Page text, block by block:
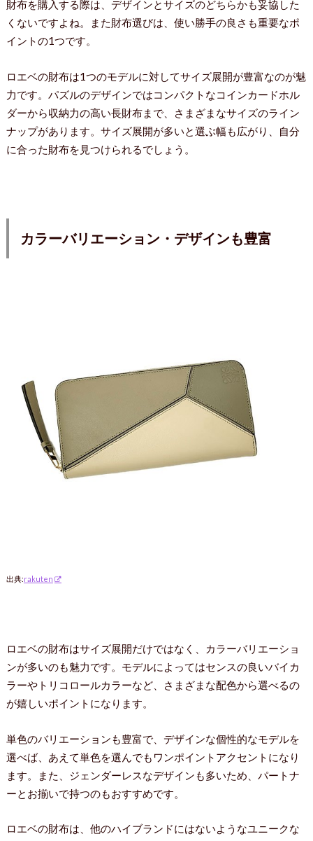
財布を購入する際は、デザインとサイズのどちらかも妥協した
くないですよね。また財布選びは、使い勝手の良さも重要なポ
イントの1つです。
ロエベの財布は1つのモデルに対してサイズ展開が豊富なのが魅
力です。パズルのデザインではコンパクトなコインカードホル
ダーから収納力の高い長財布まで、さまざまなサイズのライン
ナップがあります。サイズ展開が多いと選ぶ幅も広がり、自分
に合った財布を見つけられるでしょう。
カラーバリエーション・デザインも豊富
出典:rakuten
ロエベの財布はサイズ展開だけではなく、カラーバリエーショ
ンが多いのも魅力です。モデルによってはセンスの良いバイカ
ラーやトリコロールカラーなど、さまざまな配色から選べるの
が嬉しいポイントになります。
単色のバリエーションも豊富で、デザインな個性的なモデルを
選べば、あえて単色を選んでもワンポイントアクセントになり
ます。また、ジェンダーレスなデザインも多いため、パートナ
ーとお揃いで持つのもおすすめです。
ロエベの財布は、他のハイブランドにはないようなユニークな